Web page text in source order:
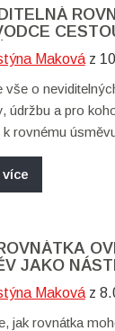
Makováz
vše o
údržbu a pro
rovnému
JAKO
Makováz
jak rovnátka